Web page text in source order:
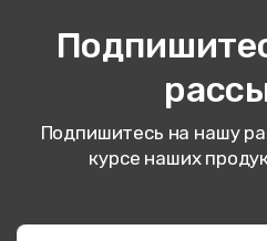
Подпишитесь на нашу
курсе наших